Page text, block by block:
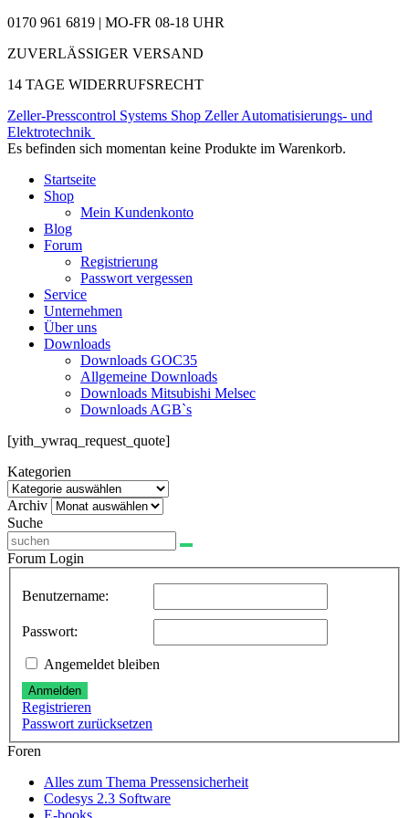
0170 961 6819 | MO-FR 08-18 UHR
ZUVERLÄSSIGER VERSAND
14 TAGE WIDERRUFSRECHT
Zeller-Presscontrol Systems Shop Zeller Automatisierungs- und
Elektrotechnik
Es befinden sich momentan keine Produkte im Warenkorb.
Startseite
Shop
Mein Kundenkonto
Blog
Forum
Registrierung
Passwort vergessen
Service
Unternehmen
Über uns
Downloads
Downloads GOC35
Allgemeine Downloads
Downloads Mitsubishi Melsec
Downloads AGB`s
[yith_ywraq_request_quote]
Kategorien
Kategorien
Archiv Archiv
Suche
Forum Login
Benutzername:
Passwort:
Angemeldet bleiben
Anmelden
Registrieren
Passwort zurücksetzen
Foren
Alles zum Thema Pressensicherheit
Codesys 2.3 Software
E-books